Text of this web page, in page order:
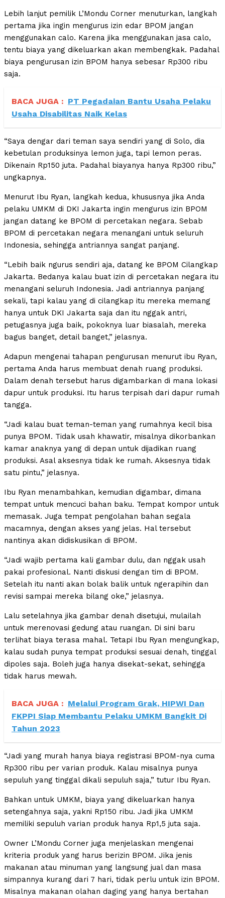
Lebih lanjut pemilik L’Mondu Corner menuturkan, langkah
pertama jika ingin mengurus izin edar BPOM jangan
menggunakan calo. Karena jika menggunakan jasa calo,
tentu biaya yang dikeluarkan akan membengkak. Padahal
biaya pengurusan izin BPOM hanya sebesar Rp300 ribu
saja.
BACA JUGA : PT Pegadaian Bantu Usaha Pelaku
Usaha Disabilitas Naik Kelas
“Saya dengar dari teman saya sendiri yang di Solo, dia
kebetulan produksinya lemon juga, tapi lemon peras.
Dikenain Rp150 juta. Padahal biayanya hanya Rp300 ribu,”
ungkapnya.
Menurut Ibu Ryan, langkah kedua, khususnya jika Anda
pelaku UMKM di DKI Jakarta ingin mengurus izin BPOM
jangan datang ke BPOM di percetakan negara. Sebab
BPOM di percetakan negara menangani untuk seluruh
Indonesia, sehingga antriannya sangat panjang.
“Lebih baik ngurus sendiri aja, datang ke BPOM Cilangkap
Jakarta. Bedanya kalau buat izin di percetakan negara itu
menangani seluruh Indonesia. Jadi antriannya panjang
sekali, tapi kalau yang di cilangkap itu mereka memang
hanya untuk DKI Jakarta saja dan itu nggak antri,
petugasnya juga baik, pokoknya luar biasalah, mereka
bagus banget, detail banget,” jelasnya.
Adapun mengenai tahapan pengurusan menurut ibu Ryan,
pertama Anda harus membuat denah ruang produksi.
Dalam denah tersebut harus digambarkan di mana lokasi
dapur untuk produksi. Itu harus terpisah dari dapur rumah
tangga.
“Jadi kalau buat teman-teman yang rumahnya kecil bisa
punya BPOM. Tidak usah khawatir, misalnya dikorbankan
kamar anaknya yang di depan untuk dijadikan ruang
produksi. Asal aksesnya tidak ke rumah. Aksesnya tidak
satu pintu,” jelasnya.
Ibu Ryan menambahkan, kemudian digambar, dimana
tempat untuk mencuci bahan baku. Tempat kompor untuk
memasak. Juga tempat pengolahan bahan segala
macamnya, dengan akses yang jelas. Hal tersebut
nantinya akan didiskusikan di BPOM.
“Jadi wajib pertama kali gambar dulu, dan nggak usah
pakai profesional. Nanti diskusi dengan tim di BPOM.
Setelah itu nanti akan bolak balik untuk ngerapihin dan
revisi sampai mereka bilang oke,” jelasnya.
Lalu setelahnya jika gambar denah disetujui, mulailah
untuk merenovasi gedung atau ruangan. Di sini baru
terlihat biaya terasa mahal. Tetapi Ibu Ryan mengungkap,
kalau sudah punya tempat produksi sesuai denah, tinggal
dipoles saja. Boleh juga hanya disekat-sekat, sehingga
tidak harus mewah.
BACA JUGA : Melalui Program Grak, HIPWI Dan
FKPPI Siap Membantu Pelaku UMKM Bangkit Di
Tahun 2023
“Jadi yang murah hanya biaya registrasi BPOM-nya cuma
Rp300 ribu per varian produk. Kalau misalnya punya
sepuluh yang tinggal dikali sepuluh saja,” tutur Ibu Ryan.
Bahkan untuk UMKM, biaya yang dikeluarkan hanya
setengahnya saja, yakni Rp150 ribu. Jadi jika UMKM
memiliki sepuluh varian produk hanya Rp1,5 juta saja.
Owner L’Mondu Corner juga menjelaskan mengenai
kriteria produk yang harus berizin BPOM. Jika jenis
makanan atau minuman yang langsung jual dan masa
simpannya kurang dari 7 hari, tidak perlu untuk izin BPOM.
Misalnya makanan olahan daging yang hanya bertahan